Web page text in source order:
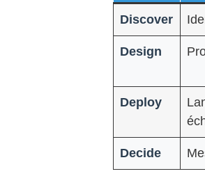
Discover
Design
Deploy
Decide